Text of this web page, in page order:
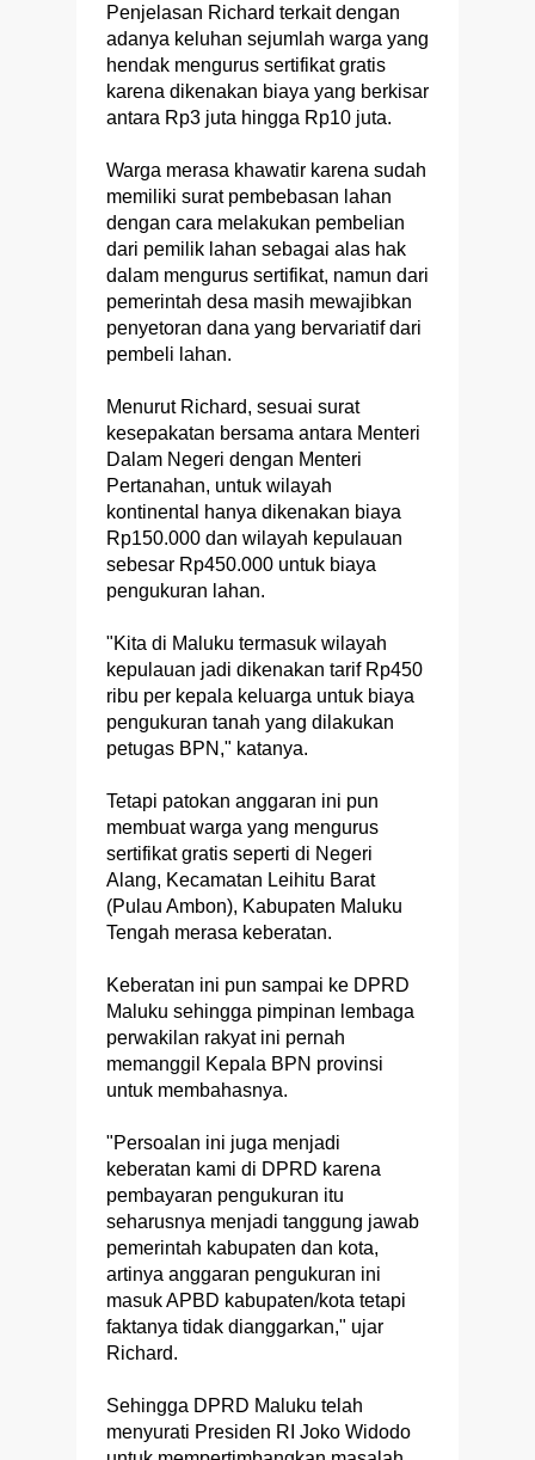
Penjelasan Richard terkait dengan
adanya keluhan sejumlah warga yang
hendak mengurus sertifikat gratis
karena dikenakan biaya yang berkisar
antara Rp3 juta hingga Rp10 juta.
Warga merasa khawatir karena sudah
memiliki surat pembebasan lahan
dengan cara melakukan pembelian
dari pemilik lahan sebagai alas hak
dalam mengurus sertifikat, namun dari
pemerintah desa masih mewajibkan
penyetoran dana yang bervariatif dari
pembeli lahan.
Menurut Richard, sesuai surat
kesepakatan bersama antara Menteri
Dalam Negeri dengan Menteri
Pertanahan, untuk wilayah
kontinental hanya dikenakan biaya
Rp150.000 dan wilayah kepulauan
sebesar Rp450.000 untuk biaya
pengukuran lahan.
"Kita di Maluku termasuk wilayah
kepulauan jadi dikenakan tarif Rp450
ribu per kepala keluarga untuk biaya
pengukuran tanah yang dilakukan
petugas BPN," katanya.
Tetapi patokan anggaran ini pun
membuat warga yang mengurus
sertifikat gratis seperti di Negeri
Alang, Kecamatan Leihitu Barat
(Pulau Ambon), Kabupaten Maluku
Tengah merasa keberatan.
Keberatan ini pun sampai ke DPRD
Maluku sehingga pimpinan lembaga
perwakilan rakyat ini pernah
memanggil Kepala BPN provinsi
untuk membahasnya.
"Persoalan ini juga menjadi
keberatan kami di DPRD karena
pembayaran pengukuran itu
seharusnya menjadi tanggung jawab
pemerintah kabupaten dan kota,
artinya anggaran pengukuran ini
masuk APBD kabupaten/kota tetapi
faktanya tidak dianggarkan," ujar
Richard.
Sehingga DPRD Maluku telah
menyurati Presiden RI Joko Widodo